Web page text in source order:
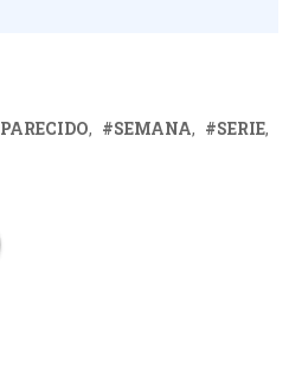
PARECIDO SEMANA
SERIE